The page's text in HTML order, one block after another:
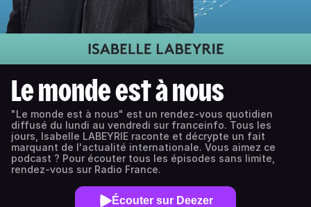
Le monde est à nous
"Le monde est à nous" est un rendez-vous quotidien
diffusé du lundi au vendredi sur franceinfo. Tous les
jours, Isabelle LABEYRIE raconte et décrypte un fait
marquant de l'actualité internationale. Vous aimez ce
podcast ? Pour écouter tous les épisodes sans limite,
rendez-vous sur Radio France.
Écouter sur Deezer